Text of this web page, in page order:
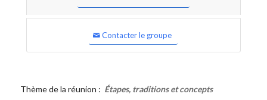
Contacter le groupe
Thème de la réunion : Étapes, traditions et concepts